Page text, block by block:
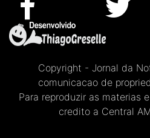
Copyright - Jornal da
comunicacao de
Para reproduzir as materias
credito a Central